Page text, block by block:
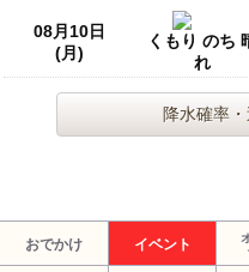
08月10日
(月)
くもり のち
れ
降水確率
おでかけ イベント